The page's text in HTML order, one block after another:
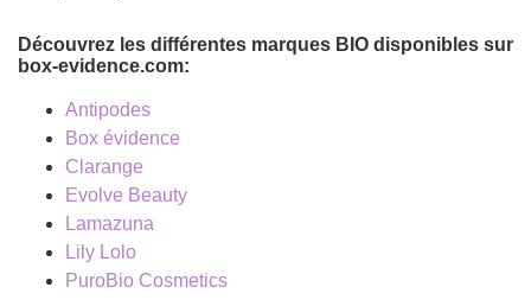
Découvrez les différentes marques BIO disponibles sur
box-evidence.com:
Antipodes
Box évidence
Clarange
Evolve Beauty
Lamazuna
Lily Lolo
PuroBio Cosmetics